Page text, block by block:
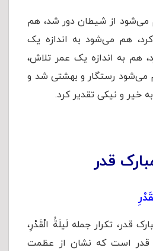
از شیطان دور شد، هم
هم می‌شود به اندازه یک
هم به اندازه یک عمر تلاش،
می‌شود رستگار و بهشتی شد و
خیر و نیکی تقدیر کرد.
قدر
قدر، تکرار جمله لَیلَةُ الْقَدْرِ،
قدر است که نشان از عظمت